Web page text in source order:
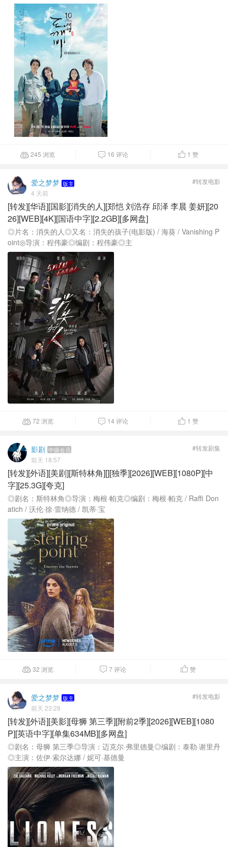
245 浏览  16 评论  1 赞
爱之梦梦 版主
4 天前
#转发电影
[转发][华语][国影][消失的人][郑恺 刘浩存 邱泽 李晨 姜妍][20
26][WEB][4K][国语中字][2.2GB][多网盘]
◎片名：消失的人◎又名：消失的孩子(电影版) / 海葵 / Vanishing P
oint◎导演：程伟豪◎编剧：程伟豪◎主
72 浏览  14 评论  1 赞
影剧 中级会员
前天 18:57
#转发剧集
[转发][外语][美剧][斯特林角][][独季][2026][WEB][1080P][中
字][25.3G][夸克]
◎剧名：斯特林角◎导演：梅根·帕克◎编剧：梅根·帕克 / Raffi Don
atich / 沃伦·徐·雷纳德 / 凯蒂·宝
32 浏览  7 评论 赞
爱之梦梦 版主
前天 23:28
#转发电影
[转发][外语][美影][母狮 第三季][附前2季][2026][WEB][1080
P][英语中字][单集634MB][多网盘]
◎剧名：母狮 第三季◎导演：迈克尔·弗里德曼◎编剧：泰勒·谢里丹
◎主演：佐伊·索尔达娜 / 妮可·基德曼